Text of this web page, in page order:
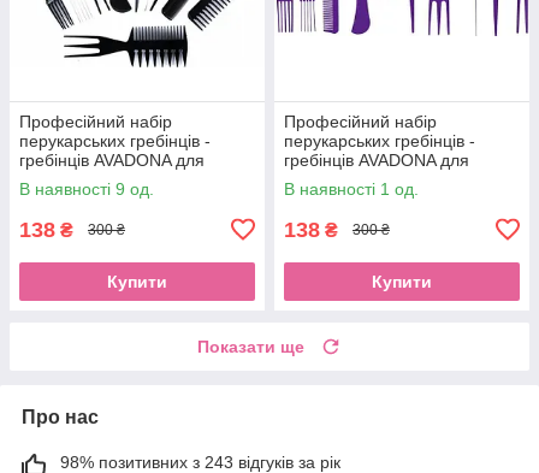
Професійний набір
перукарських гребінців -
гребінців AVADONA для
стрижки, укладання та
фарбування волосся,
В наявності 9 од.
138 ₴ 300 ₴
Купити
Професійний набір
перукарських гребінців -
гребінців AVADONA для
стрижки, укладання та
фарбування волосся,EStyle
В наявності 1 од.
138 ₴ 300 ₴
Купити
Показати ще
Про нас
98% позитивних з 243 відгуків за рік